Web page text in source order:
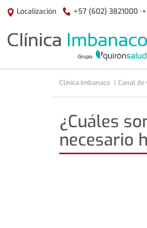
Localización +57 (602) 3821000 ·
Clínica Imbanaco Canal de
¿Cuáles
necesario